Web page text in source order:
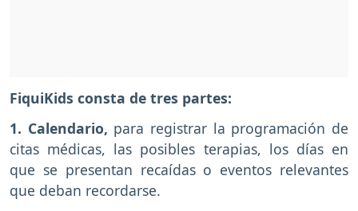
FiquiKids consta de tres partes:
1. Calendario, para registrar la programación de
citas médicas, las posibles terapias, los días en
que se presentan recaídas o eventos relevantes
que deban recordarse.